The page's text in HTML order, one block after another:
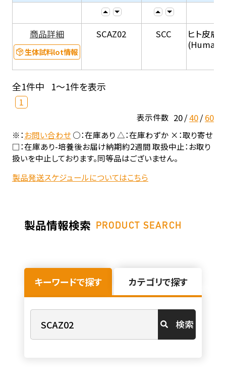
商品詳細
生体試料lot情報
SCAZ02 SCC
ヒト皮膚
(Human
全1件中 1～1件を表示
1
表示件数 20 40 60
※：お問い合わせ○：在庫あり △：在庫わずか ×：取り寄せ
□：在庫あり-培養後お届け納期約2週間 取扱中止：お取り
扱いを中止しております。同等品はございません。
製品発送スケジュールについてはこちら
製品情報検索 PRODUCT SEARCH
キーワードで探す カテゴリで探す
検索